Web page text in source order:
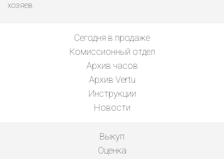
хозяев.
Сегодня в продаже
Комиссионный отдел
Архив часов
Архив Vertu
Инструкции
Новости
Выкуп
Оценка